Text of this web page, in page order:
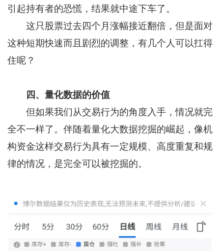
引起持有者的恐慌，结果就中途下车了。
这只股票过去四个月涨幅接近翻倍，但是面对
这种短期快速而且剧烈的调整，有几个人可以扛得
住呢？
四、量化数据的价值
但如果我们从交易行为的角度入手，情况就完
全不一样了。伴随着量化大数据挖掘的崛起，像机
构资金这样交易行为具有一定规模、高度重复和规
律的情况，是完全可以被挖掘的。